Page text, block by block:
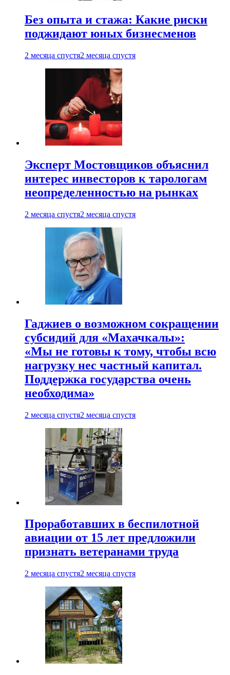
Без опыта и стажа: Какие риски
поджидают юных бизнесменов
2 месяца спустя2 месяца спустя
Эксперт Мостовщиков объяснил
интерес инвесторов к тарологам
неопределенностью на рынках
2 месяца спустя2 месяца спустя
Гаджиев о возможном сокращении
субсидий для «Махачкалы»:
«Мы не готовы к тому, чтобы всю
нагрузку нес частный капитал.
Поддержка государства очень
необходима»
2 месяца спустя2 месяца спустя
Проработавших в беспилотной
авиации от 15 лет предложили
признать ветеранами труда
2 месяца спустя2 месяца спустя